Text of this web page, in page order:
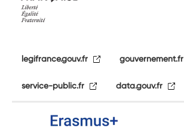
legifrance.gouv.fr gouvernement.fr
service-public.fr data.gouv.fr